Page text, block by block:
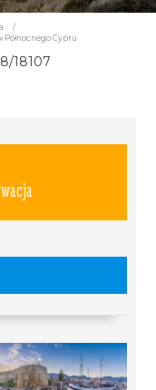
/
Cypru
18107